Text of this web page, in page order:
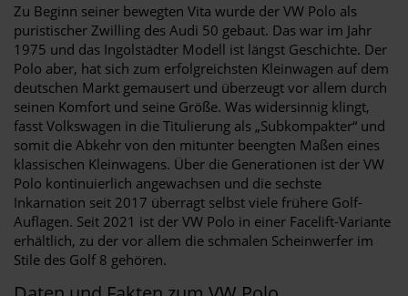
Zu Beginn seiner bewegten Vita wurde der VW Polo als
puristischer Zwilling des Audi 50 gebaut. Das war im Jahr
1975 und das Ingolstädter Modell ist längst Geschichte. Der
Polo aber, hat sich zum erfolgreichsten Kleinwagen auf dem
deutschen Markt gemausert und überzeugt vor allem durch
seinen Komfort und seine Größe. Was widersinnig klingt,
fasst Volkswagen in die Titulierung als „Subkompakter“ und
somit die Abkehr von den mitunter beengten Maßen eines
klassischen Kleinwagens. Über die Generationen ist der VW
Polo kontinuierlich angewachsen und die sechste
Inkarnation seit 2017 überragt selbst viele frühere Golf-
Auflagen. Seit 2021 ist der VW Polo in einer Facelift-Variante
erhältlich, zu der vor allem die schmalen Scheinwerfer im
Stile des Golf 8 gehören.